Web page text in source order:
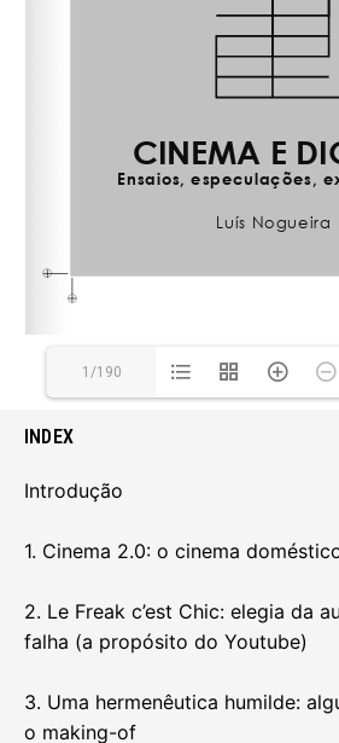
1/190
INDEX
Introdução
1. Cinema 2.0: o cinema
2. Le Freak c’est Chic: elegia da
falha (a propósito do Youtube)
3. Uma hermenêutica humilde:
o making-of